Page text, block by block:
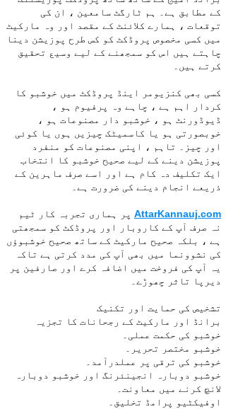
کے مطابق ہے۔ ہم ٹارگٹ سامعین ، ان کی
توقعات ، ہمارے کلائنٹ کے مقصد اور وہ مارکیٹ
میں کسی مخصوص پروڈکٹ کو کس طرح پوزیشن دینا
چاہتے ہیں اس کو سمجھنے کے لیے وسیع تحقیق
کرتے ہیں۔
کسی بھی کنزیومر اینڈ پروڈکٹ میں خوشبو کا
کردار اہم ہے ، چاہے وہ پرفیوم ہو ،
ڈیوڈورنٹ ہو ، خوشبو دار مصنوعات ہو ،
خوبصورتی ہو یا کاسمیٹک چیزیں ہوں یا کوئی
اور چیز۔ تاہم ، اپنی مصنوعات کو منفرد
پوزیشن دینے کے لیے صحیح خوشبو کا انتخاب
ایک تکلیف دہ کام ہے اور اسے صرف ماہرین کے
ذریعے انجام دینے کی ضرورت ہے۔
AttarKannauj.com پر ہماری تجربہ کار ٹیم
نہ صرف آپ کے کاروبار اور پروڈکٹ کو سمجھتی
ہے ، بلکہ صحیح مارکیٹ کے ساتھ صحیح خوشبوؤں
کی نشوونما میں بھی آپ کی مدد کرتی ہے تاکہ
یہ آپ کی فروخت میں اضافہ کرے اور صارفین پر
دیرپا تاثر چھوڑے۔
تشخیص کی حمایت اور تکنیک
برانڈ اور مارکیٹ کے رجحانات کا تجزیہ
خوشبو کی حکمت عملی۔
خوشبو مختصر تحریر۔
خوشبو کی ترقی پر عملدرآمد۔
خوشبو دوبارہ انجینئرنگ اور خوشبو دوبارہ
لانچ کرنے میں معاونت۔
اوفیکٹیو پرامڈ تخلیق۔